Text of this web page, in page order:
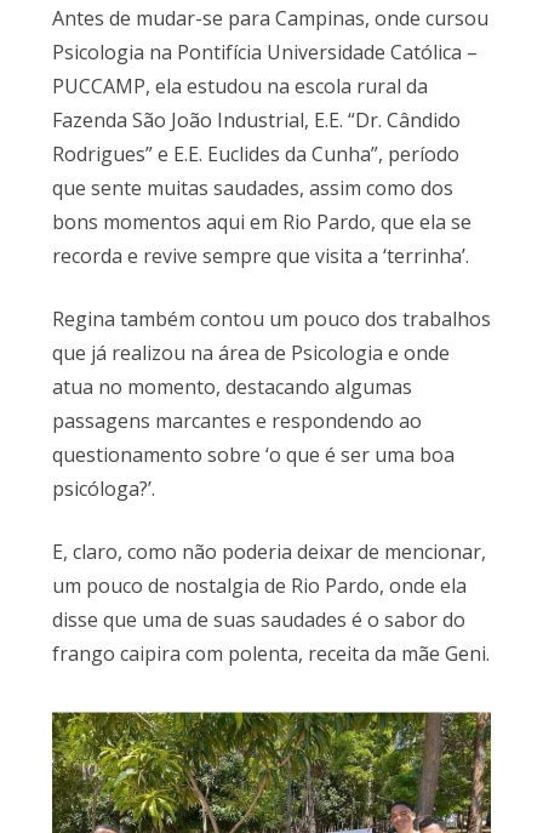
Antes de mudar-se para Campinas, onde cursou
Psicologia na Pontifícia Universidade Católica –
PUCCAMP, ela estudou na escola rural da
Fazenda São João Industrial, E.E. “Dr. Cândido
Rodrigues” e E.E. Euclides da Cunha”, período
que sente muitas saudades, assim como dos
bons momentos aqui em Rio Pardo, que ela se
recorda e revive sempre que visita a ‘terrinha’.
Regina também contou um pouco dos trabalhos
que já realizou na área de Psicologia e onde
atua no momento, destacando algumas
passagens marcantes e respondendo ao
questionamento sobre ‘o que é ser uma boa
psicóloga?’.
E, claro, como não poderia deixar de mencionar,
um pouco de nostalgia de Rio Pardo, onde ela
disse que uma de suas saudades é o sabor do
frango caipira com polenta, receita da mãe Geni.